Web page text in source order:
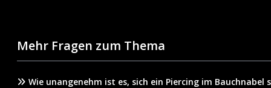
Mehr Fragen zum Thema
Wie unangenehm ist es, sich ein Piercing im Bauchnabel